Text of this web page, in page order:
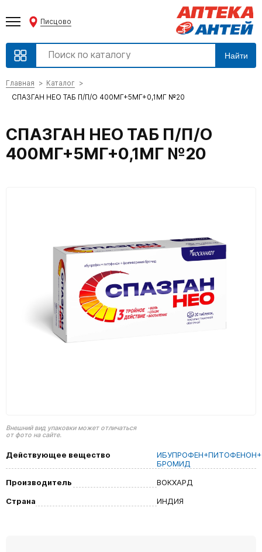
Писцово
Найти
Главная
Каталог
СПАЗГАН НЕО ТАБ П/П/О 400МГ+5МГ+0,1МГ №20
СПАЗГАН НЕО ТАБ П/П/О
400МГ+5МГ+0,1МГ №20
Внешний вид упаковки может отличаться
от фото на сайте.
Действующее вещество
БРОМИД
Производитель
ВОКХАРД
Страна
ИНДИЯ